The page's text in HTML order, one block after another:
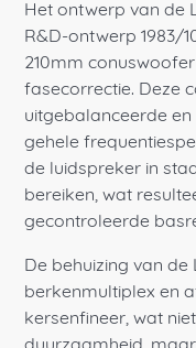
Het ontwerp van de
R&D-ontwerp 1983/
210mm
fasecorrectie. Deze
uitgebalanceerde
gehele
de luidspreker in
bereiken, wat
gecontroleerde
De behuizing van
berkenmultiplex en
kersenfineer, wat